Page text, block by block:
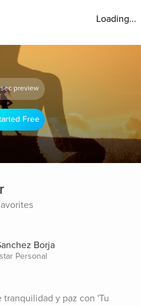
Loading...
preview
Free
Borja
Personal
tranquilidad y paz con 'Tu